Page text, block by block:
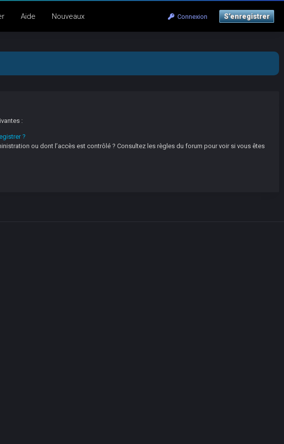
Connexion S’enregistrer
Aide Nouveaux
:
?
ou dont l’accès est contrôlé ? Consultez les règles du forum pour voir si vous êtes